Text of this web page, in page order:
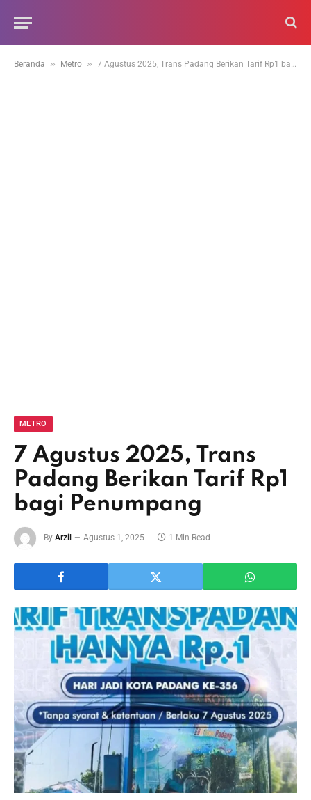
Beranda » Metro » 7 Agustus 2025, Trans Padang Berikan Tarif Rp1 bagi Penumpang
METRO
7 Agustus 2025, Trans
Padang Berikan Tarif Rp1
bagi Penumpang
By Arzil Agustus 1, 2025 1 Min Read